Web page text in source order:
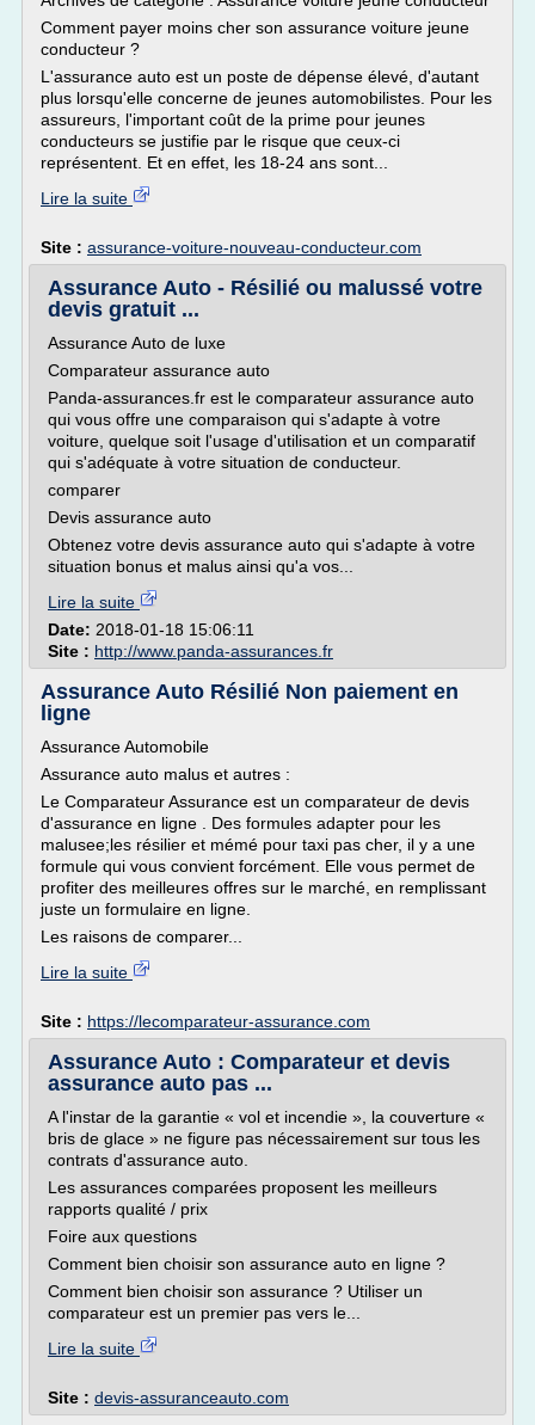
Comment payer moins cher son assurance voiture jeune
conducteur ?
L'assurance auto est un poste de dépense élevé, d'autant
plus lorsqu'elle concerne de jeunes automobilistes. Pour les
assureurs, l'important coût de la prime pour jeunes
conducteurs se justifie par le risque que ceux-ci
représentent. Et en effet, les 18-24 ans sont...
Lire la suite
Site : assurance-voiture-nouveau-conducteur.com
Assurance Auto - Résilié ou malussé votre
devis gratuit ...
Assurance Auto de luxe
Comparateur assurance auto
Panda-assurances.fr est le comparateur assurance auto
qui vous offre une comparaison qui s'adapte à votre
voiture, quelque soit l'usage d'utilisation et un comparatif
qui s'adéquate à votre situation de conducteur.
comparer
Devis assurance auto
Obtenez votre devis assurance auto qui s'adapte à votre
situation bonus et malus ainsi qu'a vos...
Lire la suite
Date: 2018-01-18 15:06:11
Site : http://www.panda-assurances.fr
Assurance Auto Résilié Non paiement en
ligne
Assurance Automobile
Assurance auto malus et autres :
Le Comparateur Assurance est un comparateur de devis
d'assurance en ligne . Des formules adapter pour les
malusee;les résilier et mémé pour taxi pas cher, il y a une
formule qui vous convient forcément. Elle vous permet de
profiter des meilleures offres sur le marché, en remplissant
juste un formulaire en ligne.
Les raisons de comparer...
Lire la suite
Site : https://lecomparateur-assurance.com
Assurance Auto : Comparateur et devis
assurance auto pas ...
A l'instar de la garantie « vol et incendie », la couverture «
bris de glace » ne figure pas nécessairement sur tous les
contrats d'assurance auto.
Les assurances comparées proposent les meilleurs
rapports qualité / prix
Foire aux questions
Comment bien choisir son assurance auto en ligne ?
Comment bien choisir son assurance ? Utiliser un
comparateur est un premier pas vers le...
Lire la suite
Site : devis-assuranceauto.com